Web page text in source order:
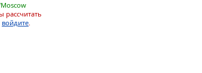
рассчитать
войдите.